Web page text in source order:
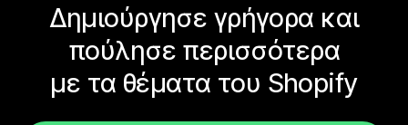
Δημιούργησε γρήγορα και
πούλησε περισσότερα
με τα θέματα του Shopify